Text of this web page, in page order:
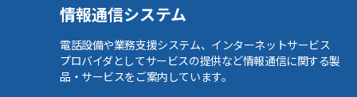
情報通信システム
電話設備や業務支援システム、インターネットサービス
プロバイダとしてサービスの提供など情報通信に関する製
品・サービスをご案内しています。